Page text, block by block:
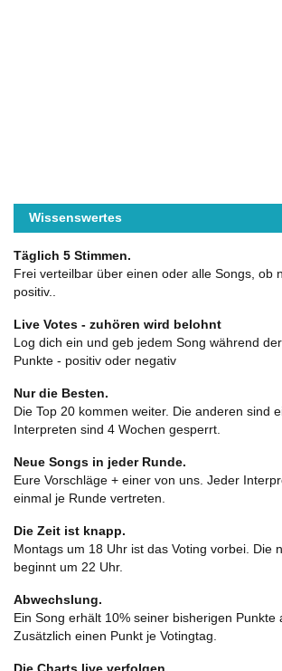
Wissenswertes
Täglich 5 Stimmen.
Frei verteilbar über einen oder alle Songs, ob
positiv..
Live Votes - zuhören wird belohnt
Log dich ein und geb jedem Song während
Punkte - positiv oder negativ
Nur die Besten.
Die Top 20 kommen weiter. Die anderen sind
Interpreten sind 4 Wochen gesperrt.
Neue Songs in jeder Runde.
Eure Vorschläge + einer von uns. Jeder
einmal je Runde vertreten.
Die Zeit ist knapp.
Montags um 18 Uhr ist das Voting vorbei. Die
beginnt um 22 Uhr.
Abwechslung.
Ein Song erhält 10% seiner bisherigen Punkte
Zusätzlich einen Punkt je Votingtag.